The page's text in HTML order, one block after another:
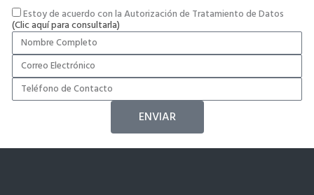
Estoy de acuerdo con la Autorización de Tratamiento de Datos
(Clic aquí para consultarla)
ENVIAR